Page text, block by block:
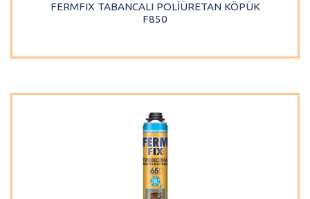
FERMFIX TABANCALI POLİÜRETAN KÖPÜK
F850